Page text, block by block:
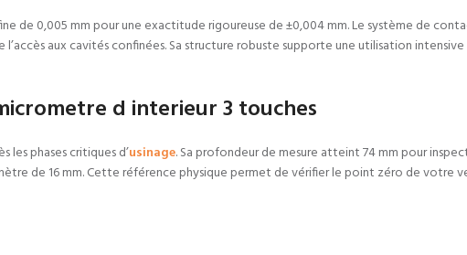
de 0,005 mm pour une exactitude rigoureuse de ±0,004 mm. Le système de
aux cavités confinées. Sa structure robuste supporte une utilisation
d interieur 3 touches
phases critiques d’usinage. Sa profondeur de mesure atteint 74 mm pour
de 16 mm. Cette référence physique permet de vérifier le point zéro de votre